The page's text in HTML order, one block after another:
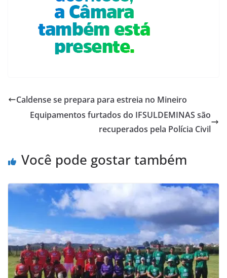
Caldense se prepara para estreia no Mineiro
Equipamentos furtados do IFSULDEMINAS são
recuperados pela Polícia Civil
Você pode gostar também